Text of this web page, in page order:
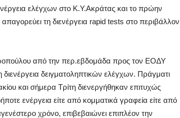
ελέγχων στο Κ.Υ.Ακράτας και το πρώην
τη διενέργεια rapid tests στο περιβάλλον
από την περ.εβδομάδα προς τον ΕΟΔΥ
δειγματοληπτικών ελέγχων. Πράγματι
και σήμερα Τρίτη διενεργήθηκαν επιτυχώς
ενέργεια είτε από κομματικά γραφεία είτε από
χρόνο, επιβεβαιώνει επιπλέον την